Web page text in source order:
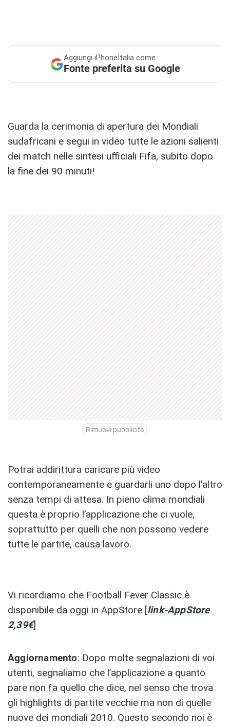
Aggiungi iPhoneItalia come
Fonte preferita su Google
Guarda la cerimonia di apertura dei Mondiali
sudafricani e segui in video tutte le azioni salienti
dei match nelle sintesi ufficiali Fifa, subito dopo
la fine dei 90 minuti!
Rimuovi pubblicità
Potrai addirittura caricare più video
contemporaneamente e guardarli uno dopo l’altro
senza tempi di attesa. In pieno clima mondiali
questa è proprio l’applicazione che ci vuole,
soprattutto per quelli che non possono vedere
tutte le partite, causa lavoro.
Vi ricordiamo che Football Fever Classic è
disponibile da oggi in AppStore [link-AppStore
2,39€]
Aggiornamento: Dopo molte segnalazioni di voi
utenti, segnaliamo che l’applicazione a quanto
pare non fa quello che dice, nel senso che trova
gli highlights di partite vecchie ma non di quelle
nuove dei mondiali 2010. Questo secondo noi è